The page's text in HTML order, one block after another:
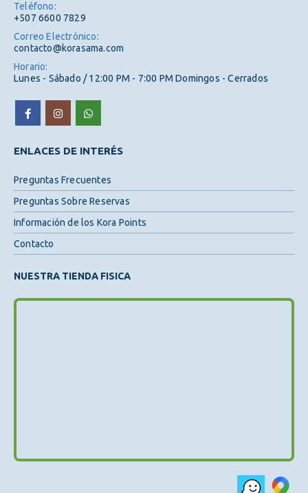
Teléfono:
+507 6600 7829
Correo Electrónico:
contacto@korasama.com
Horario:
Lunes - Sábado / 12:00 PM - 7:00 PM Domingos - Cerrados
ENLACES DE INTERÉS
Preguntas Frecuentes
Preguntas Sobre Reservas
Información de los Kora Points
Contacto
NUESTRA TIENDA FISICA